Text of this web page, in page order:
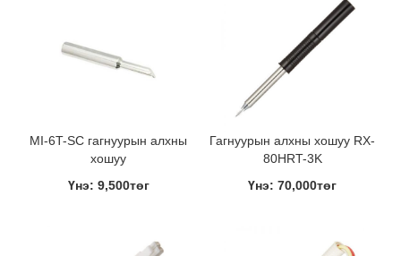
MI-6T-SC гагнуурын алхны
хошуу
Үнэ: 9,500төг
Гагнуурын алхны хошуу RX-
80HRT-3K
Үнэ: 70,000төг